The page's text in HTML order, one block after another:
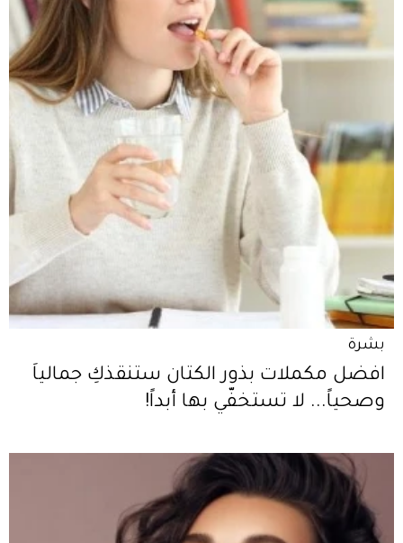
بشرة
افضل مكملات بذور الكتان ستنقذكِ جمالياً
وصحياً... لا تستخفّي بها أبداً!